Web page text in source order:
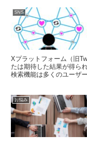
SNS
Xプラットフォーム（旧
たは期待した結果が得ら
検索機能は多くのユーザ
お悩み